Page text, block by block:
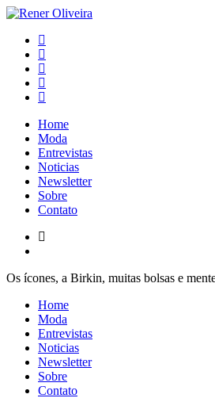
Pular
conteúdo
Rener Oliveira
Home
Moda
Entrevistas
Noticias
Newsletter
Sobre
Contato
Os ícones, a Birkin, muitas bolsas e
Home
Moda
Entrevistas
Noticias
Newsletter
Sobre
Contato